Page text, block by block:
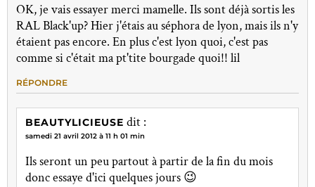
OK, je vais essayer merci mamelle. Ils sont déjà sortis les
RAL Black'up? Hier j'étais au séphora de lyon, mais ils n'y
étaient pas encore. En plus c'est lyon quoi, c'est pas
comme si c'était ma pt'tite bourgade quoi!! lil
RÉPONDRE
BEAUTYLICIEUSE dit :
samedi 21 avril 2012 à 11 h 01 min
Ils seront un peu partout à partir de la fin du mois
donc essaye d'ici quelques jours 😉